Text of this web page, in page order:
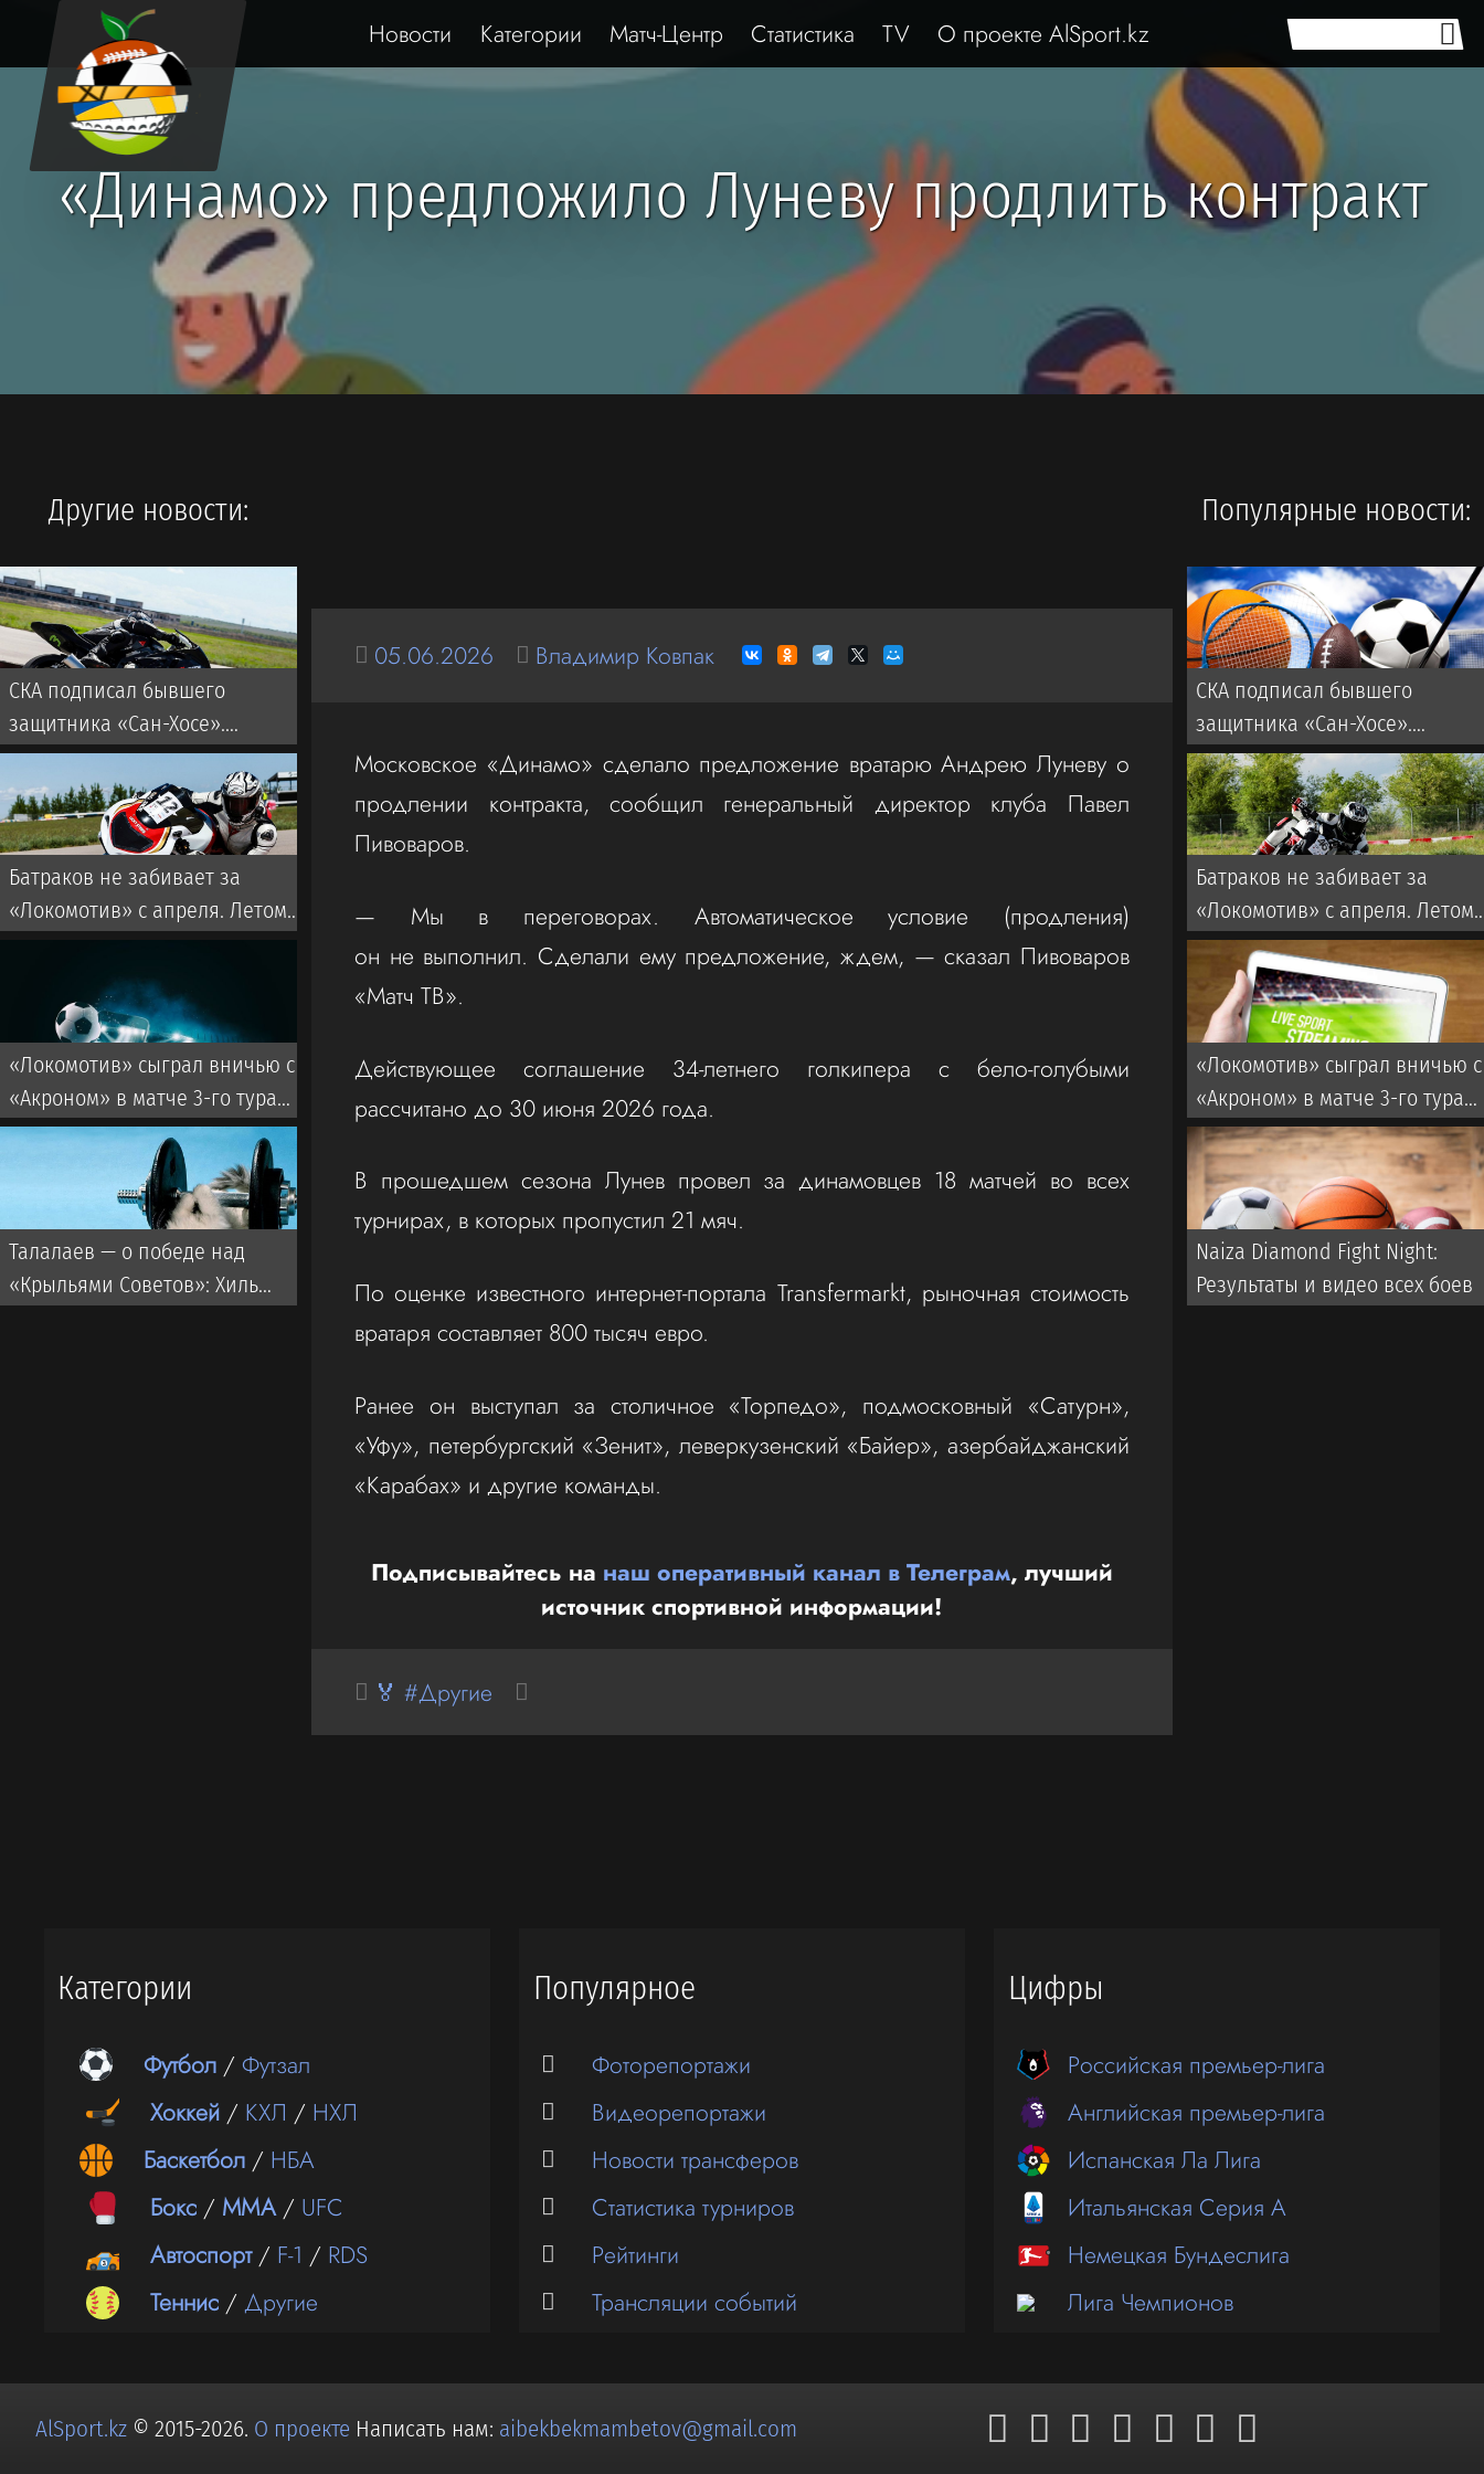
Новости Категории Матч-Центр Статистика TV О проекте AlSport.kz
«Динамо» предложило Луневу продлить контракт
05.06.2026 Владимир Ковпак
Московское «Динамо» сделало предложение вратарю Андрею Луневу о
продлении контракта, сообщил генеральный директор клуба Павел
Пивоваров.
— Мы в переговорах. Автоматическое условие (продления)
он не выполнил. Сделали ему предложение, ждем, — сказал Пивоваров
«Матч ТВ».
Действующее соглашение 34-летнего голкипера с бело-голубыми
рассчитано до 30 июня 2026 года.
В прошедшем сезона Лунев провел за динамовцев 18 матчей во всех
турнирах, в которых пропустил 21 мяч.
По оценке известного интернет-портала Transfermarkt, рыночная стоимость
вратаря составляет 800 тысяч евро.
Ранее он выступал за столичное «Торпедо», подмосковный «Сатурн»,
«Уфу», петербургский «Зенит», леверкузенский «Байер», азербайджанский
«Карабах» и другие команды.
Подписывайтесь на наш оперативный канал в Телеграм, лучший
источник спортивной информации!
🏅 #Другие
Другие новости:
СКА подписал бывшего
защитника «Сан-Хосе».
Контракт рассчитан на два
года
Батраков не забивает за
«Локомотив» с апреля. Летом
отказался победитель Лиги
чемпионов
«Локомотив» сыграл вничью с
«Акроном» в матче 3-го тура
РПЛ
Талалаев — о победе над
«Крыльями Советов»: Хиль
Популярные новости:
СКА подписал бывшего
защитника «Сан-Хосе».
Контракт рассчитан на два
года
Батраков не забивает за
«Локомотив» с апреля. Летом
от покупки россиянина
отказался победитель Лиги
чемпионов
«Локомотив» сыграл вничью с
«Акроном» в матче 3-го тура
РПЛ
Naiza Diamond Fight Night:
Результаты и видео всех боев
Категории
Футбол /Футзал
Хоккей / КХЛ / НХЛ
Баскетбол / НБА
Бокс / ММА/ UFC
Автоспорт/ F-1 / RDS
Теннис /Другие
Популярное
Фоторепортажи
Видеорепортажи
Новости трансферов
Статистика турниров
Рейтинги
Трансляции событий
Цифры
Российская премьер-лига
Английская премьер-лига
Испанская Ла Лига
Итальянская Серия А
Немецкая Бундеслига
Лига Чемпионов
AlSport.kz © 2015-2026. О проекте Написать нам: aibekbekmambetov@gmail.com